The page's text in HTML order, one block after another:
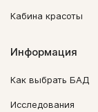
Кабина красоты
Информация
Как выбрать БАД
Исследования